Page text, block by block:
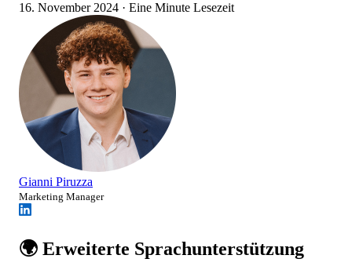
16. November 2024 · Eine Minute Lesezeit
Gianni Piruzza
Marketing Manager
🌍 Erweiterte Sprachunterstützung